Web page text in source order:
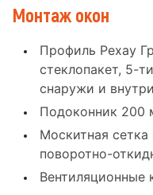
Монтаж окон
Профиль Рехау
стеклопакет, 5-
снаружи и
Подоконник 200
Москитная сетка
поворотно-
Вентиляционные